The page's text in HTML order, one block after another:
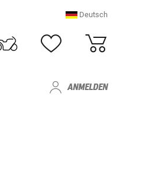
Deutsch
ANMELDEN